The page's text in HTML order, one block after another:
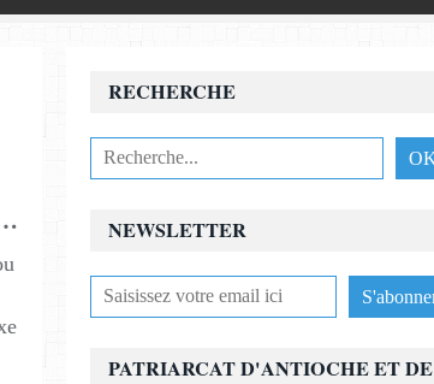
Habit monastique NEWSLETTER
RECHERCHE
PATRIARCAT D'ANTIOCHE ET DE